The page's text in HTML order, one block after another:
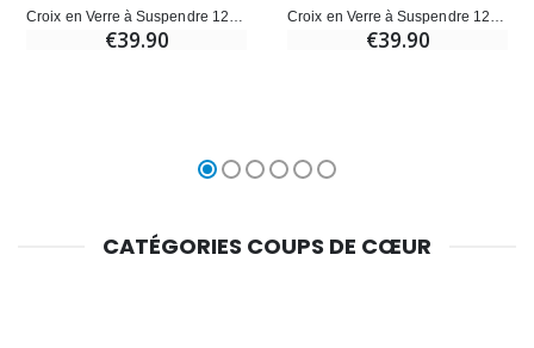
€39.90 €39.90
CATÉGORIES COUPS DE CŒUR